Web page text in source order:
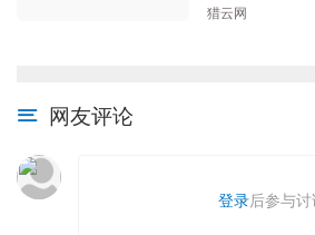
猎云网
网友评论
登录后参与讨